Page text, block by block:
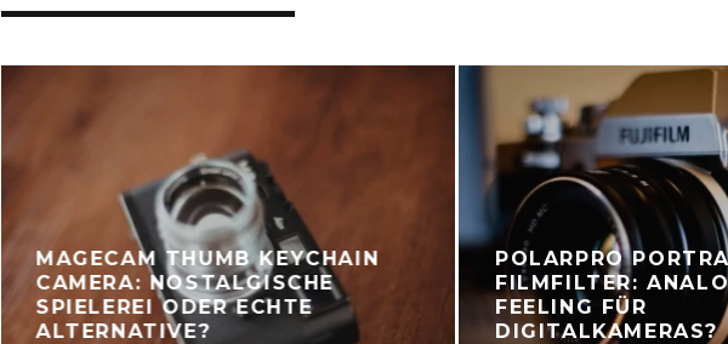
MAGECAM THUMB KEYCHAIN
CAMERA: NOSTALGISCHE
SPIELEREI ODER ECHTE
ALTERNATIVE?
POLARPRO
FILMFILTER:
FEELING FÜR
DIGITALKAMERAS?